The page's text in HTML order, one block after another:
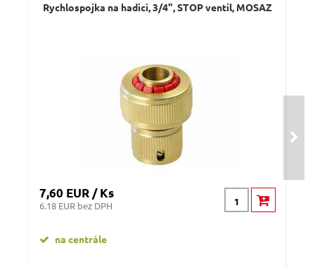
Rychlospojka na hadici, 3/4", STOP ventil, MOSAZ
7,60 EUR / Ks
6.18 EUR bez DPH
na centrále